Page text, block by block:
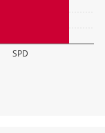
SPD